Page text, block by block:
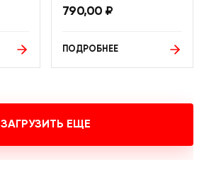
790,00 ₽
ПОДРОБНЕЕ
ЗАГРУЗИТЬ ЕЩЕ